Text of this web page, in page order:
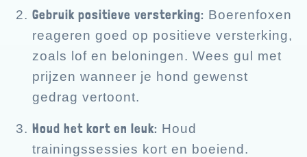
Gebruik positieve versterking: Boerenfoxen
reageren goed op positieve versterking,
zoals lof en beloningen. Wees gul met
prijzen wanneer je hond gewenst
gedrag vertoont.
Houd het kort en leuk: Houd
trainingssessies kort en boeiend.